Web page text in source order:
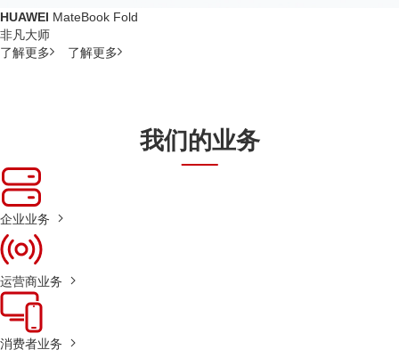
HUAWEI MateBook Fold
非凡大师
了解更多
了解更多
我们的业务
企业业务
运营商业务
消费者业务